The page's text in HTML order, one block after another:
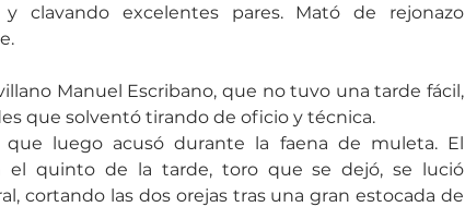
clavando excelentes pares. Mató de rejonazo
Manuel Escribano, que no tuvo una tarde fácil,
que solventó tirando de oficio y técnica.
luego acusó durante la faena de muleta. El
el quinto de la tarde, toro que se dejó, se lució
cortando las dos orejas tras una gran estocada de